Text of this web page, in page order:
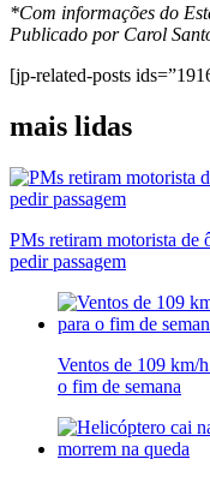
*Com informações do
Publicado por Carol
[jp-related-posts
mais lidas
PMs retiram motorista de
pedir passagem
Ventos de 109 km/
o fim de semana